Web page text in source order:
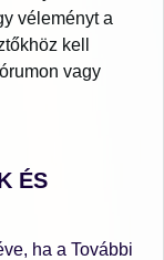
véleményt a
kell
vagy
ÉS
ha a További